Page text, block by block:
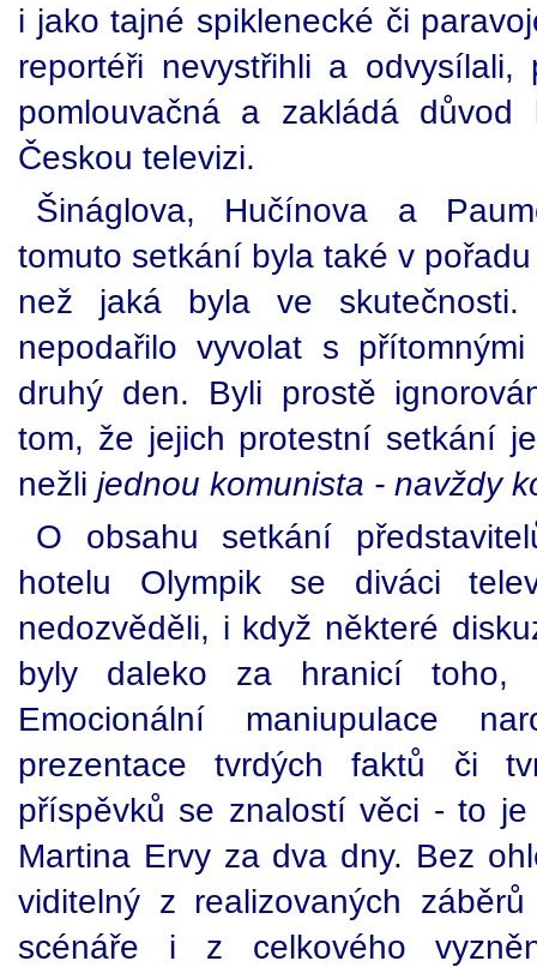
i jako tajné spiklenecké či
reportéři nevystřihli a
pomlouvačná a zakládá
Českou televizi.
Šináglova, Hučínova a
tomuto setkání byla také v
než jaká byla ve
nepodařilo vyvolat s
druhý den. Byli prostě
tom, že jejich protestní setkání
nežli jednou komunista - navždy
O obsahu setkání
hotelu Olympik se diváci
nedozvěděli, i když některé
byly daleko za hranicí toho,
Emocionální maniupulace
prezentace tvrdých faktů či
příspěvků se znalostí věci - to
Martina Ervy za dva dny. Bez
viditelný z realizovaných
scénáře i z celkového